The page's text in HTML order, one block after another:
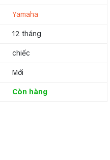
Yamaha
12 tháng
chiếc
Mới
Còn hàng